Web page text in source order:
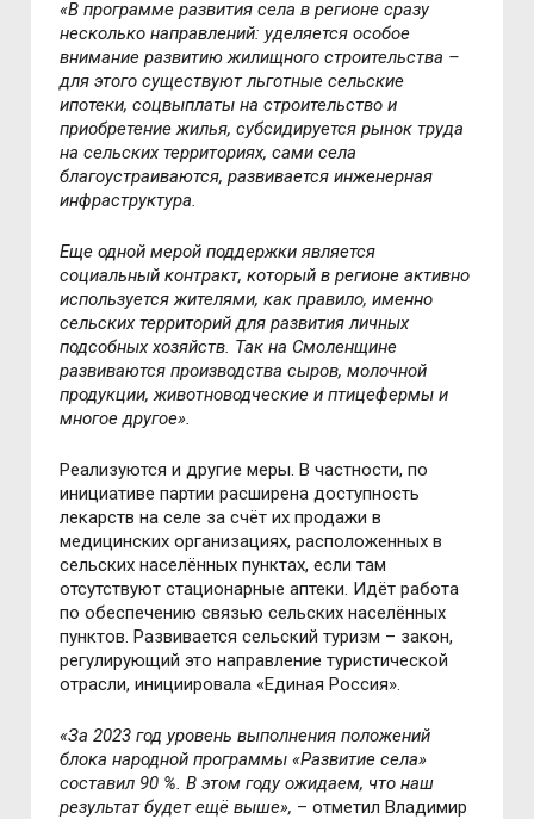
«В программе развития села в регионе сразу
несколько направлений: уделяется особое
внимание развитию жилищного строительства –
для этого существуют льготные сельские
ипотеки, соцвыплаты на строительство и
приобретение жилья, субсидируется рынок труда
на сельских территориях, сами села
благоустраиваются, развивается инженерная
инфраструктура.
Еще одной мерой поддержки является
социальный контракт, который в регионе активно
используется жителями, как правило, именно
сельских территорий для развития личных
подсобных хозяйств. Так на Смоленщине
развиваются производства сыров, молочной
продукции, животноводческие и птицефермы и
многое другое».
Реализуются и другие меры. В частности, по
инициативе партии расширена доступность
лекарств на селе за счёт их продажи в
медицинских организациях, расположенных в
сельских населённых пунктах, если там
отсутствуют стационарные аптеки. Идёт работа
по обеспечению связью сельских населённых
пунктов. Развивается сельский туризм – закон,
регулирующий это направление туристической
отрасли, инициировала «Единая Россия».
«За 2023 год уровень выполнения положений
блока народной программы «Развитие села»
составил 90 %. В этом году ожидаем, что наш
результат будет ещё выше», – отметил Владимир